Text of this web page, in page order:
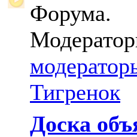
Форума.
Тигренок
Доска